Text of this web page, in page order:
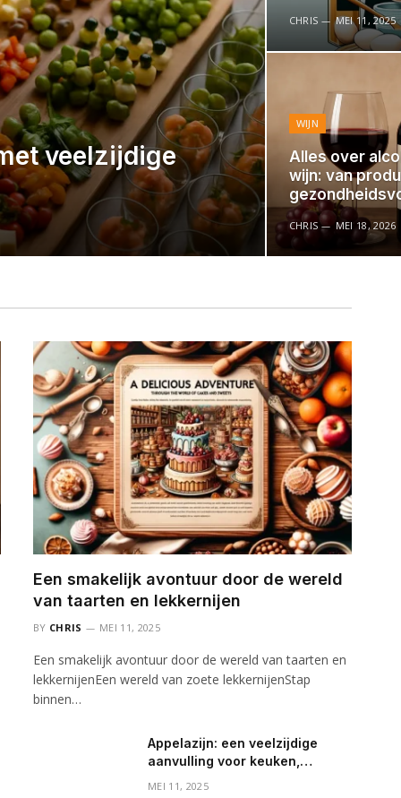
veelzijdige
CHRIS MEI 11, 2025
WIJN
Alles over
wijn: van
CHRIS MEI 18, 2026
Een smakelijk avontuur door de wereld
van taarten en lekkernijen
BY CHRIS MEI 11, 2025
Een smakelijk avontuur door de wereld van taarten en
lekkernijenEen wereld van zoete lekkernijenStap
binnen…
Appelazijn: een veelzijdige
aanvulling voor keuken,
MEI 11, 2025